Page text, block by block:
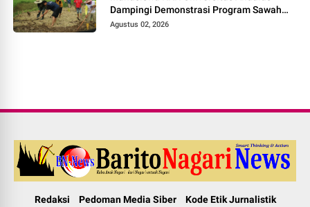
Dampingi Demonstrasi Program Sawah
Pokok Murah di Jorong Bayua
Agustus 02, 2026
Redaksi Pedoman Media Siber
Kode Etik Jurnalistik